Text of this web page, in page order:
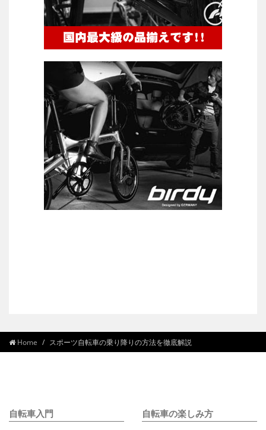
Home スポーツ自転車の乗り降りの方法を徹底解説
自転車入門 自転車の楽しみ方